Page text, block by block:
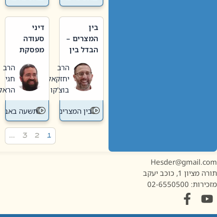
בין
המצרים –
הבדל בין
חדשה
לישנה
הרב
יחזקאל
בוצ'קו
בין המצרים
דיני
סעודה
מפסקת
תשעה
באב
הרב
חגי
הראל
תשעה באב
1, כוכב יעקב
02-6550500